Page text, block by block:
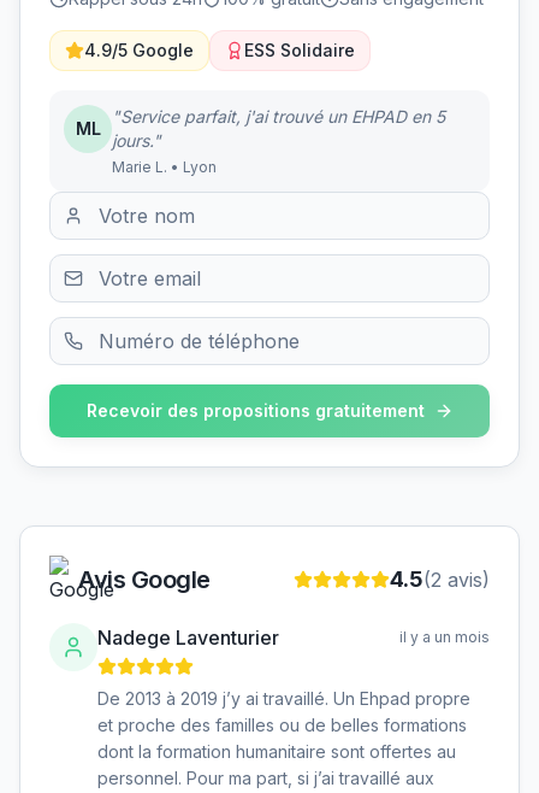
4.9/5 Google ESS Solidaire
ML
"Service parfait, j'ai trouvé un EHPAD en 5
jours."
Marie L. • Lyon
Recevoir des propositions gratuitement
Avis Google 4.5(2 avis)
Nadege Laventurier il y a un mois
De 2013 à 2019 j’y ai travaillé. Un Ehpad propre
et proche des familles ou de belles formations
dont la formation humanitaire sont offertes au
personnel. Pour ma part, si j’ai travaillé aux